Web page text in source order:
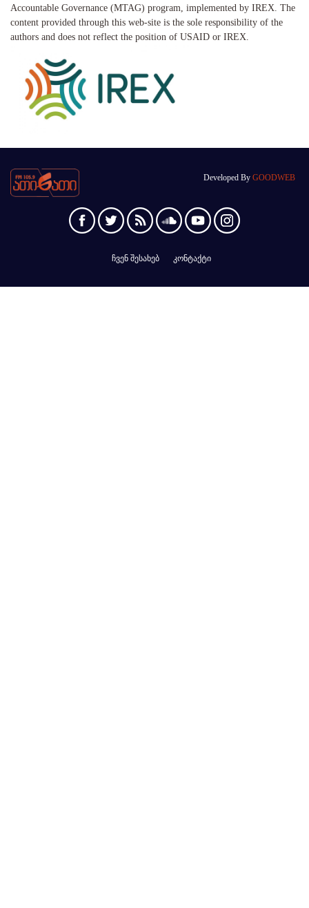
Accountable Governance (MTAG) program, implemented by IREX. The
content provided through this web-site is the sole responsibility of the
authors and does not reflect the position of USAID or IREX.
Developed By GOODWEB
ჩვენ შესახებ კონტაქტი